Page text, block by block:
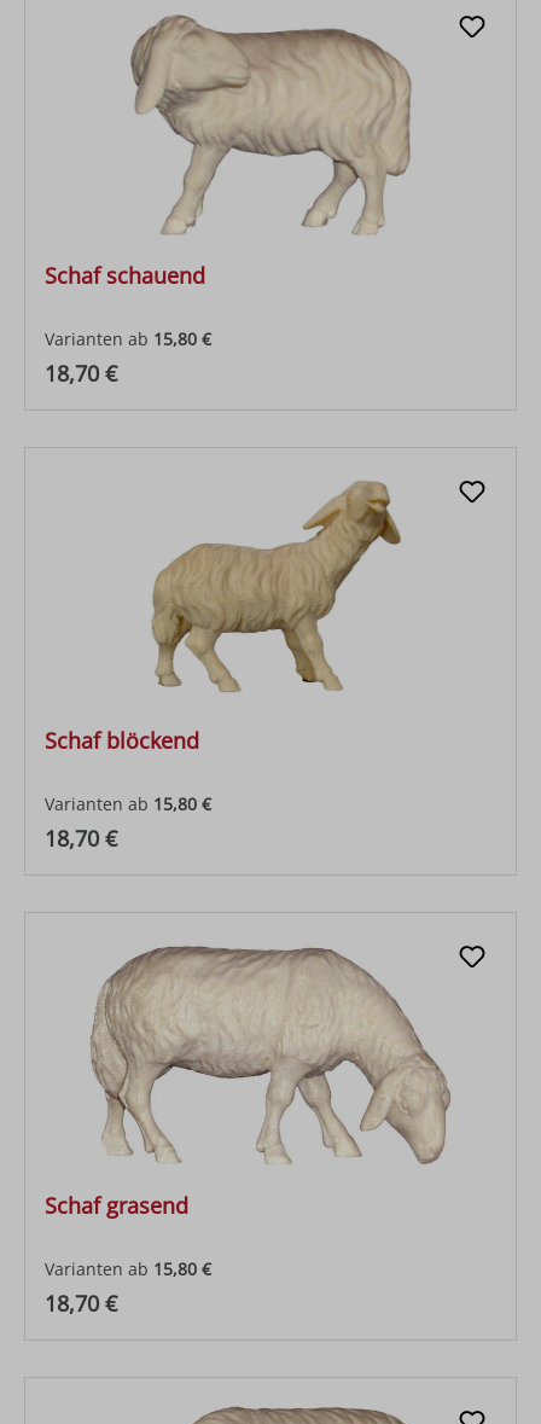
Schaf schauend
Varianten ab 15,80 €
Regulärer Preis:
18,70 €
Schaf blöckend
Varianten ab 15,80 €
Regulärer Preis:
18,70 €
Schaf grasend
Varianten ab 15,80 €
Regulärer Preis:
18,70 €